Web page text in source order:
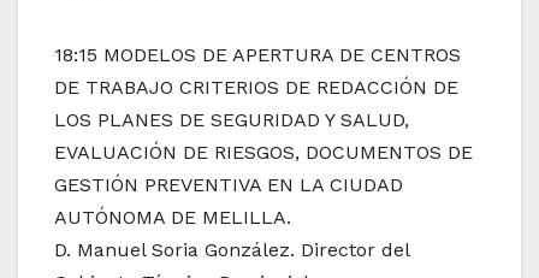
18:15 MODELOS DE APERTURA DE CENTROS
DE TRABAJO CRITERIOS DE REDACCIÓN DE
LOS PLANES DE SEGURIDAD Y SALUD,
EVALUACIÓN DE RIESGOS, DOCUMENTOS DE
GESTIÓN PREVENTIVA EN LA CIUDAD
AUTÓNOMA DE MELILLA.
D. Manuel Soria González. Director del